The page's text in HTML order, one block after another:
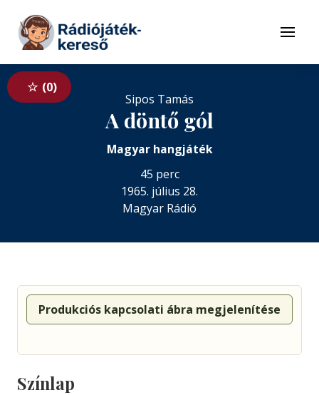
Tovább a tartalomhoz
Menü
0
Sipos Tamás
A döntő gól
Magyar hangjáték
45 perc
1965. július 28.
Magyar Rádió
Produkciós kapcsolati ábra megjelenítése
Színlap